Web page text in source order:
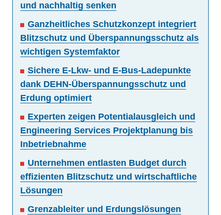
und nachhaltig senken
Ganzheitliches Schutzkonzept integriert
Blitzschutz und Überspannungsschutz als
wichtigen Systemfaktor
Sichere E-Lkw- und E-Bus-Ladepunkte
dank DEHN-Überspannungsschutz und
Erdung optimiert
Experten zeigen Potentialausgleich und
Engineering Services Projektplanung bis
Inbetriebnahme
Unternehmen entlasten Budget durch
effizienten Blitzschutz und wirtschaftliche
Lösungen
Grenzableiter und Erdungslösungen